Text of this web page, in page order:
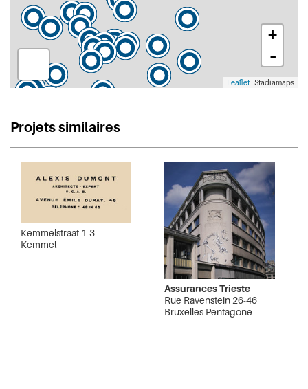
+
-
Leaflet | Stadiamaps
Projets similaires
Kemmelstraat 1-3
Kemmel
Assurances Trieste
Rue Ravenstein 26-46
Bruxelles Pentagone